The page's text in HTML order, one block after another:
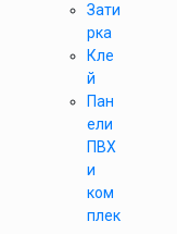
Зати
рка
Кле
й
Пан
ели
ПВХ
и
ком
плек